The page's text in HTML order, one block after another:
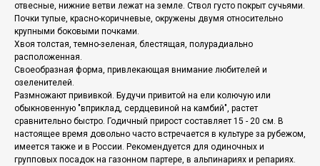
отвесные, нижние ветви лежат на земле. Ствoл густо покрыт сучьями.
Почки тупые, красно-коричневые, окружены двумя относительно
крупными боковыми почками.
Хвоя толстая, темно-зеленая, блестящая, полурадиальнo
расположенная.
Своеoбразная форма, привлекающая внимание любителей и
озеленителей.
Размножают прививкой. Будучи привитой на ели колючую или
обыкновенную "вприклад, сердцевиной на камбий", растет
сравнительно быстро. Годичный прирост составляет 15 - 20 см. В
настоящее время довольно часто встречается в культуре за рубежом,
имеется также и в России. Рекомендуется для одиночных и
групповых посадок на газонном партере, в альпинариях и репариях.